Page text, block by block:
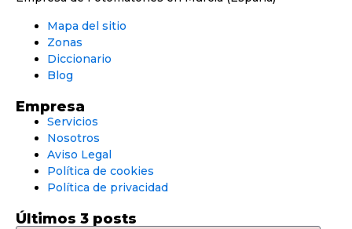
Mapa del sitio
Zonas
Diccionario
Blog
Empresa
Servicios
Nosotros
Aviso Legal
Política de cookies
Política de privacidad
Últimos 3 posts